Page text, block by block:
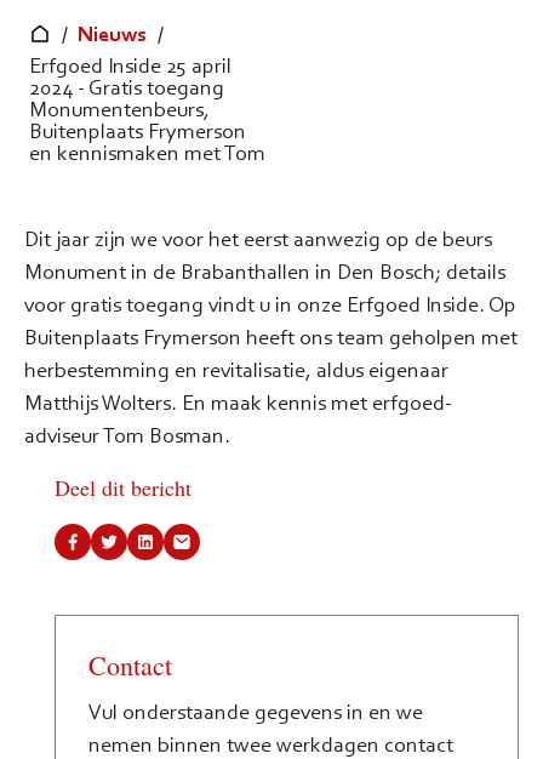
/ Nieuws /
Erfgoed Inside 25 april
2024 - Gratis toegang
Monumentenbeurs,
Buitenplaats Frymerson
en kennismaken met Tom
Dit jaar zijn we voor het eerst aanwezig op de beurs
Monument in de Brabanthallen in Den Bosch; details
voor gratis toegang vindt u in onze Erfgoed Inside. Op
Buitenplaats Frymerson heeft ons team geholpen met
herbestemming en revitalisatie, aldus eigenaar
Matthijs Wolters. En maak kennis met erfgoed-
adviseur Tom Bosman.
Deel dit bericht
Contact
Vul onderstaande gegevens in en we
nemen binnen twee werkdagen contact